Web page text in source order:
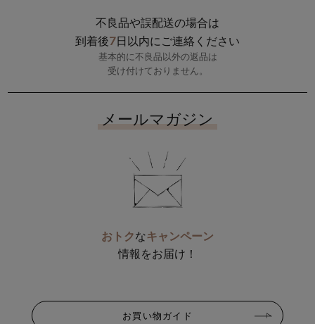
不良品や誤配送の場合は
到着後7日以内にご連絡ください
基本的に不良品以外の返品は
受け付けておりません。
メールマガジン
おトクなキャンペーン
情報をお届け！
お買い物ガイド